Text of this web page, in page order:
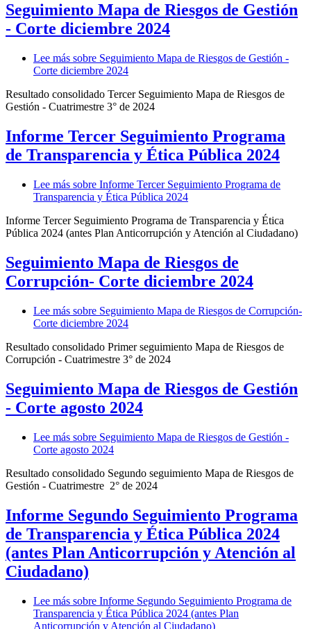
Seguimiento Mapa de Riesgos de Gestión
- Corte diciembre 2024
Lee más sobre Seguimiento Mapa de Riesgos de Gestión -
Corte diciembre 2024
Resultado consolidado Tercer Seguimiento Mapa de Riesgos de
Gestión - Cuatrimestre 3° de 2024
Informe Tercer Seguimiento Programa
de Transparencia y Ética Pública 2024
Lee más sobre Informe Tercer Seguimiento Programa de
Transparencia y Ética Pública 2024
Informe Tercer Seguimiento Programa de Transparencia y Ética
Pública 2024 (antes Plan Anticorrupción y Atención al Ciudadano)
Seguimiento Mapa de Riesgos de
Corrupción- Corte diciembre 2024
Lee más sobre Seguimiento Mapa de Riesgos de Corrupción-
Corte diciembre 2024
Resultado consolidado Primer seguimiento Mapa de Riesgos de
Corrupción - Cuatrimestre 3° de 2024
Seguimiento Mapa de Riesgos de Gestión
- Corte agosto 2024
Lee más sobre Seguimiento Mapa de Riesgos de Gestión -
Corte agosto 2024
Resultado consolidado Segundo seguimiento Mapa de Riesgos de
Gestión - Cuatrimestre 2° de 2024
Informe Segundo Seguimiento Programa
de Transparencia y Ética Pública 2024
(antes Plan Anticorrupción y Atención al
Ciudadano)
Lee más sobre Informe Segundo Seguimiento Programa de
Transparencia y Ética Pública 2024 (antes Plan
Anticorrupción y Atención al Ciudadano)